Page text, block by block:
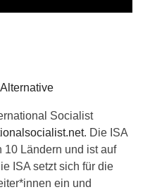
Socialist
. Die ISA
10 Ländern und ist auf
ISA setzt sich für die
ein und